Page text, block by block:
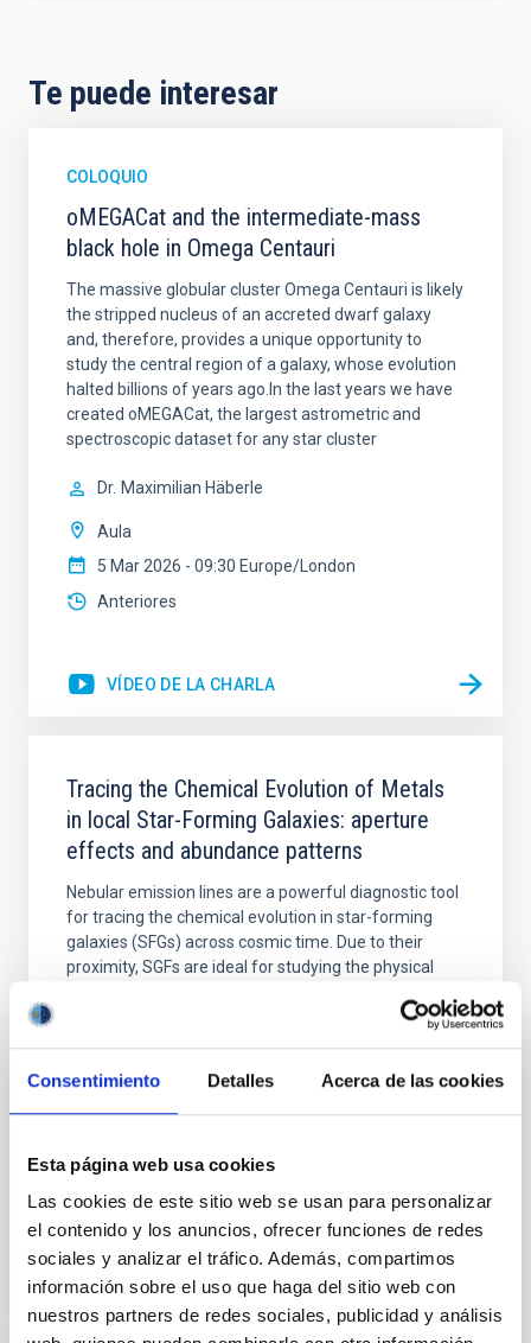
Consentimiento Detalles Acerca de las cookies
Esta página web usa cookies
Las cookies de este sitio web se usan para personalizar
el contenido y los anuncios, ofrecer funciones de redes
sociales y analizar el tráfico. Además, compartimos
información sobre el uso que haga del sitio web con
nuestros partners de redes sociales, publicidad y análisis
Te puede interesar
COLOQUIO
oMEGACat and the intermediate-mass
black hole in Omega Centauri
The massive globular cluster Omega Centauri is likely
the stripped nucleus of an accreted dwarf galaxy
and, therefore, provides a unique opportunity to
study the central region of a galaxy, whose evolution
halted billions of years ago.In the last years we have
created oMEGACat, the largest astrometric and
spectroscopic dataset for any star cluster
Dr. Maximilian Häberle
Aula
5 Mar 2026 - 09:30 Europe/London
Anteriores
VÍDEO DE LA CHARLA
Tracing the Chemical Evolution of Metals
in local Star-Forming Galaxies: aperture
effects and abundance patterns
Nebular emission lines are a powerful diagnostic tool
for tracing the chemical evolution in star-forming
galaxies (SFGs) across cosmic time. Due to their
proximity, SGFs are ideal for studying the physical
much more detail. The COS Legacy Spectroscopy
Dr. Karla Z. Arellano-Cordova
5 Sep 2023 - 10:30 Europe/London
Anteriores
VÍDEO DE LA CHARLA